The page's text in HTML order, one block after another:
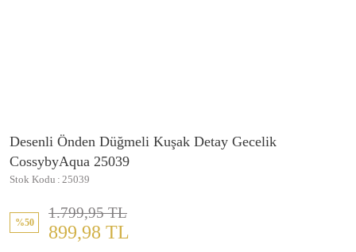
Desenli Önden Düğmeli Kuşak Detay Gecelik
CossybyAqua 25039
Stok Kodu 25039
%50
1.799,95 TL
899,98 TL